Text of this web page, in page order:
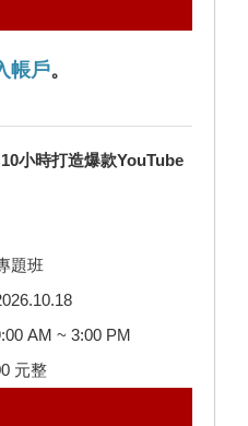
帳戶。
小時打造爆款YouTube
題班
AM ~ 3:00 PM
元整